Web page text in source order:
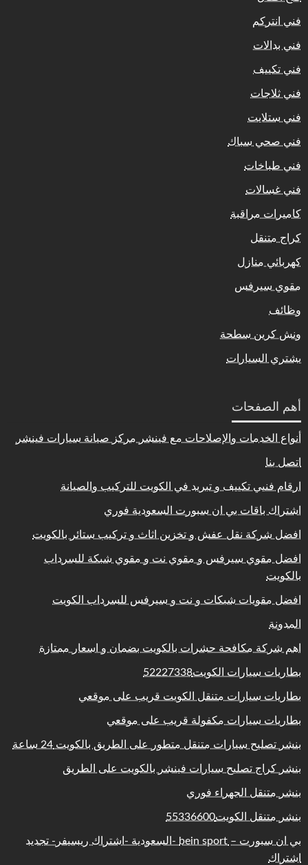
فني انتركم
فني بدالات
فني تكييف
فني ثلاجات
فني ستلايت
فني صحي سباك
فني طباخات
فني غسالات
كاميرات مراقبة
كراج متنقل
كهربائي منازل
مقوي سيرفس
وظائف
ونش كرين سطحة
يشتري السيارات
أهم الصفحات
أنواع الخدمات والإصلاحات مع فينشر مركز صيانة سيارات فينشر
اتصل بنا
ارقام فنيي تكييف و تبريد في الكويت للتركيب والصيانة
اشتراك باقات بي ان سبورت السعودية فوري
افضل شركة نقل عفش و تخزين اثاث و تركيب ستائر بالكويت
افضل مقوي سيرفس و مقوي نت و مقوي شبكة للسرداب
بالكويت
افضل مقويات شبكات و نت و سيرفس للسرداب الكويت
المدونة
اهم شركة مكافحة حشرات بالكويت بضمان و اسعار ممتازة
بطاريات سيارات الكويت52227338
بطاريات سيارات متنقل الكويت قريب على موقعي
بطاريات سيارات مكفولة قريب على موقعي
بنشر تصليح سيارات متنقل متطور على الطريق بالكويت 24 ساعة
بنشر كراج تصليح سيارات فينشر بالكويت على الطريق
بنشر متنقل الجهراء فوري
بنشر متنقل الكويت55336600
بي ان سبورت – bein sport -السعودية -اشتراك ريسيفر- تجديد
اشتراك